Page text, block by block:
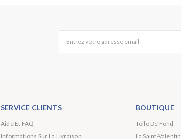
Entrez votre adresse email
SERVICE CLIENTS
Aide Et FAQ
Informations Sur La Livraison
BOUTIQUE
Toile De Fond
La Saint-Valentin